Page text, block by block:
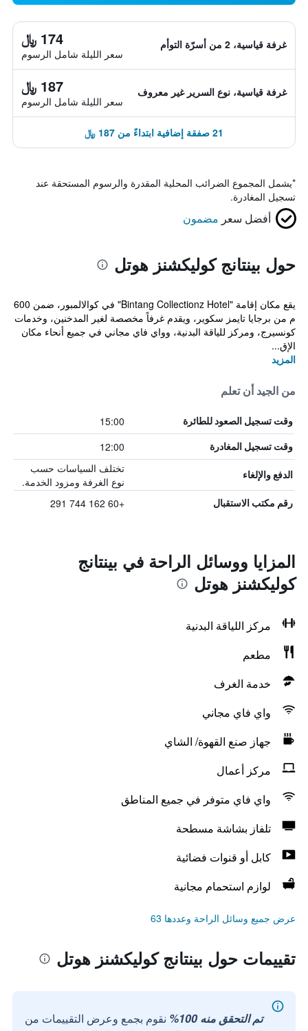
غرفة قياسية، 2 من أسرّة التوأم 174 ﷼
سعر الليلة شامل الرسوم
غرفة قياسية، نوع السرير غير معروف 187 ﷼
سعر الليلة شامل الرسوم
21 صفقة إضافية ابتداءً من 187 ﷼
*يشمل المجموع الضرائب المحلية المقدرة والرسوم المستحقة عند
تسجيل المغادرة.
أفضل سعر مضمون
حول بينتانج كوليكشنز هوتل
يقع مكان إقامة "Bintang Collectionz Hotel" في كوالالمبور، ضمن 600
م من برجايا تايمز سكوير، ويقدم غرفاً مخصصة لغير المدخنين، وخدمات
كونسيرج، ومركز للياقة البدنية، وواي فاي مجاني في جميع أنحاء مكان
الإق...
المزيد
من الجيد أن تعلم
وقت تسجيل الصعود للطائرة 15:00
وقت تسجيل المغادرة 12:00
الدفع والإلغاء
تختلف السياسات حسب
نوع الغرفة ومزود الخدمة.
رقم مكتب الاستقبال +60 162 744 291
المزايا ووسائل الراحة في بينتانج
كوليكشنز هوتل
مركز اللياقة البدنية
مطعم
خدمة الغرف
واي فاي مجاني
جهاز صنع القهوة/ الشاي
مركز أعمال
واي فاي متوفر في جميع المناطق
تلفاز بشاشة مسطحة
كابل أو قنوات فضائية
لوازم استحمام مجانية
عرض جميع وسائل الراحة وعددها 63
تقييمات حول بينتانج كوليكشنز هوتل
تم التحقق منه 100%
نقوم بجمع وعرض التقييمات من